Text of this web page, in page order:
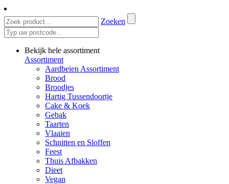
Zoeken
Bekijk hele assortiment
Assortiment
Aardbeien Assortiment
Brood
Broodjes
Hartig Tussendoortje
Cake & Koek
Gebak
Taarten
Vlaaien
Schnitten en Sloffen
Feest
Thuis Afbakken
Dieet
Vegan